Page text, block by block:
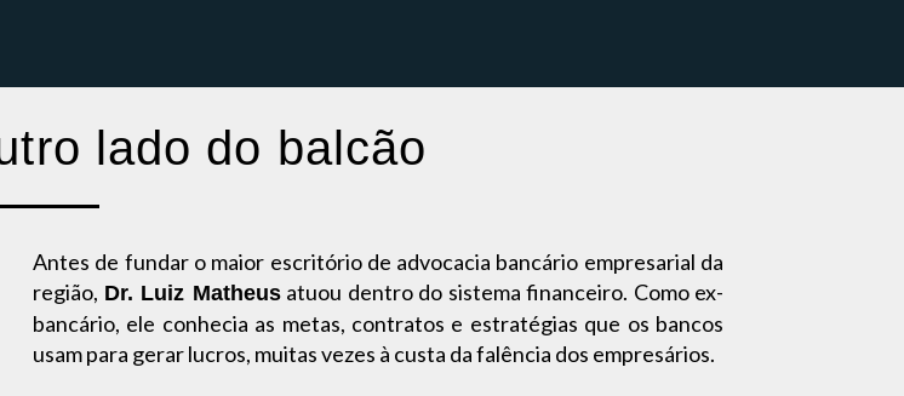
lado do balcão
Antes de fundar o maior escritório de advocacia bancário empresarial da
região, Dr. Luiz Matheusatuou dentro do sistema financeiro. Como ex-
bancário, ele conhecia as metas, contratos e estratégias que os bancos
usam para gerar lucros, muitas vezes à custa da falência dos empresários.